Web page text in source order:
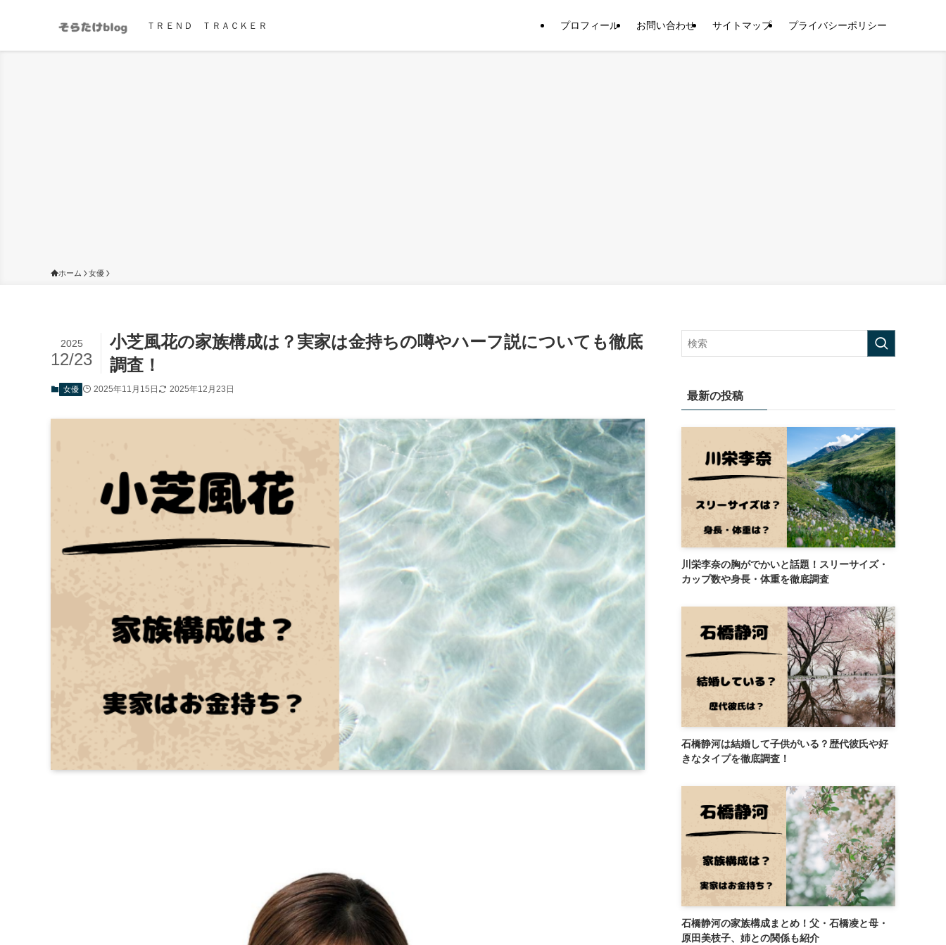
ＴＲＥＮＤ ＴＲＡＣＫＥＲ プロフィール お問い合わせ サイトマップ プライバシーポリシー
ホーム 女優
小芝風花の家族構成は？実家は金持ちの噂やハーフ説についても徹底
調査！
2025
12/23
女優 2025年11月15日 2025年12月23日
最新の投稿
川栄李奈の胸がでかいと話題！スリーサイズ・
カップ数や身長・体重を徹底調査
石橋静河は結婚して子供がいる？歴代彼氏や好
きなタイプを徹底調査！
石橋静河の家族構成まとめ！父・石橋凌と母・
原田美枝子、姉との関係も紹介